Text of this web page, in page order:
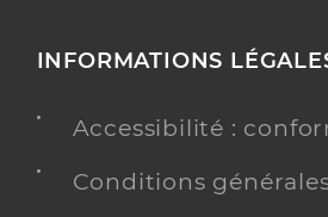
INFORMATIONS
Accessibilité :
Conditions